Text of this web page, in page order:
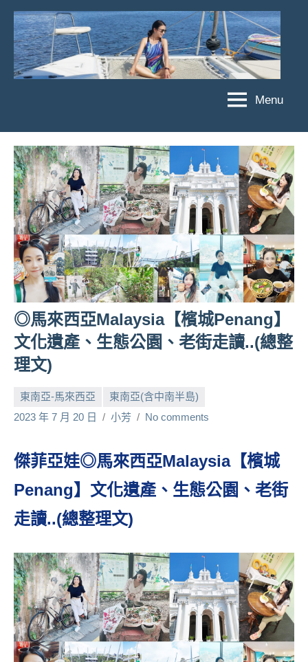
Skip
content
菲
亞
娃
JEFFIA
FANG
亞
娃
粉
絲
團、
主
題
旅
遊、
達
人
帶
路、
旅
節
目
賓、
News
金
號
目
班
底、
外
景
節
目
Menu
◎馬來西亞Malaysia【檳城Penang】
文化遺產、生態公園、老街走讀..(總整
理文)
東南亞-馬來西亞
東南亞(含中南半島)
2023 年 7 月 20 日
小芳 No comments
傑菲亞娃◎馬來西亞Malaysia【檳城
Penang】文化遺產、生態公園、老街
走讀..(總整理文)